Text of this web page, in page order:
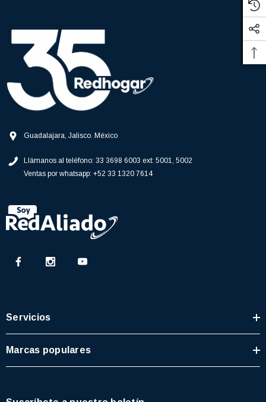
JAS Sust
BALERO 6006 ORIG SELLO NEOPRENO
$30.68
Guadalajara, Jalisco. México
Llámanos al teléfono: 33 3698 6003 ext: 5001, 5002
Ventas por whatsapp: +52 33 1320 7614
Servicios
Marcas populares